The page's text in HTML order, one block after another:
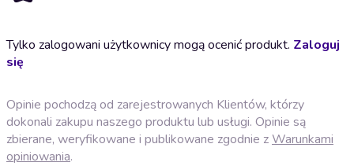
Tylko zalogowani użytkownicy mogą ocenić produkt. Zaloguj
się
Opinie pochodzą od zarejestrowanych Klientów, którzy
dokonali zakupu naszego produktu lub usługi. Opinie są
zbierane, weryfikowane i publikowane zgodnie zWarunkami
opiniowania.